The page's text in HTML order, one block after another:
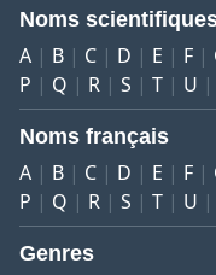
Noms
A B C D E F
P
Q R S T U
Noms français
A B C D E F
P
Q R S T U
Genres